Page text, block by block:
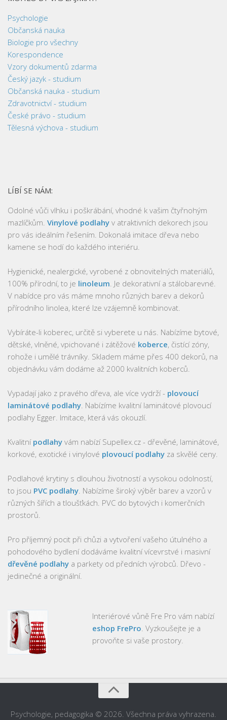
Psychologie
Občanská nauka
Biologie pro všechny
Korespondence
Vzory dokumentů zdarma
Český jazyk - studium
Občanská nauka - studium
Zdravotnictví - studium
České právo - studium
Tělesná výchova - studium
LÍBÍ SE NÁM:
Odolné vůči vlhku i poškrábání, vhodné k vašim čtyřnohým
mazlíčkům. Vinylové podlahy v atraktivních dekorech jsou
pro vás ideálním řešením. Dokonalá imitace dřeva nebo
kamene se hodí do každého interiéru.
Hygienické, nealergické, vyrobené z obnovitelných materiálů,
100% přírodní, to je linoleum . Je dekorativní a stálobarevné.
V nabídce pro vás máme mnoho různých barev a dekorů
přírodního linolea, které lze vzájemně kombinovat.
Vybíráte-li koberec, určitě si vyberete u nás. Nabízíme bytové,
dětské, vlněné, vpichované i zátěžové koberce, čistící zóny,
rohože i umělé trávníky. Skladem máme přes 400 dekorů, na
objednávku vám dodáme až 2000 kvalitních koberců.
Vypadají jako z pravého dřeva, ale více vydrží - plovoucí
laminátové podlahy . Nabízíme kvalitní laminátové plovoucí
podlahy Egger. Imitace, která vás okouzlí.
Kvalitní podlahy vám nabízí Supellex.cz - dřevěné, laminátové,
korkové, exotické i vinylové plovoucí podlahy za skvělé ceny.
Podlahové krytiny s dlouhou životností a vysokou odolností,
to jsou PVC podlahy . Nabízíme široký výběr barev a vzorů v
různých šířích a tloušťkách. PVC do bytových i komerčních
prostorů.
Pro příjemný pocit při chůzi a vytvoření vašeho útulného a
pohodového bydlení dodáváme kvalitní vícevrstvé i masivní
dřevěné podlahy a parkety od předních výrobců. Dřevo -
jedinečné a originální.
Interiérové vůně Fre Pro vám nabízí
eshop FrePro . Vyzkoušejte je a
provoňte si vaše prostory.
Psychologie, pedagogika © 2026. Všechna práva vyhrazena.